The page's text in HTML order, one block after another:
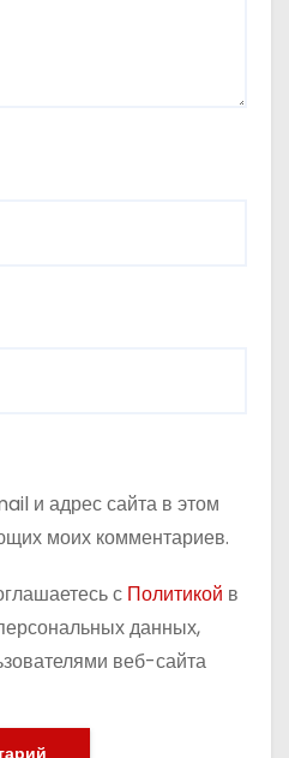
и адрес сайта в этом
моих комментариев.
с Политикой в
данных,
веб-сайта